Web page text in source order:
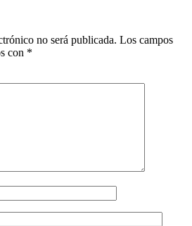
no será publicada. Los campos
con *